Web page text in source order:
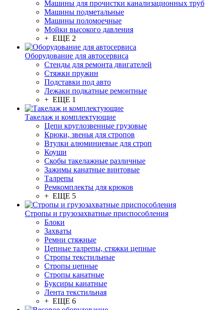
Машины для прочистки канализационных труб
Машины подметальные
Машины поломоечные
Мойки высокого давления
+ ЕЩЕ 2
Оборудование для автосервиса
Стенды для ремонта двигателей
Стяжки пружин
Подставки под авто
Лежаки подкатные ремонтные
+ ЕЩЕ 1
Такелаж и комплектующие
Цепи круглозвенные грузовые
Крюки, звенья для стропов
Втулки алюминиевые для строп
Коуши
Скобы такелажные различные
Зажимы канатные винтовые
Талрепы
Ремкомплекты для крюков
+ ЕЩЕ 5
Стропы и грузозахватные приспособления
Блоки
Захваты
Ремни стяжные
Цепные талрепы, стяжки цепные
Стропы текстильные
Стропы цепные
Стропы канатные
Буксиры канатные
Лента текстильная
+ ЕЩЕ 6